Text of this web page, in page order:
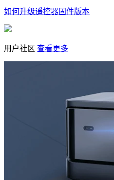
如何升级遥控器固件版本
用户社区 查看更多